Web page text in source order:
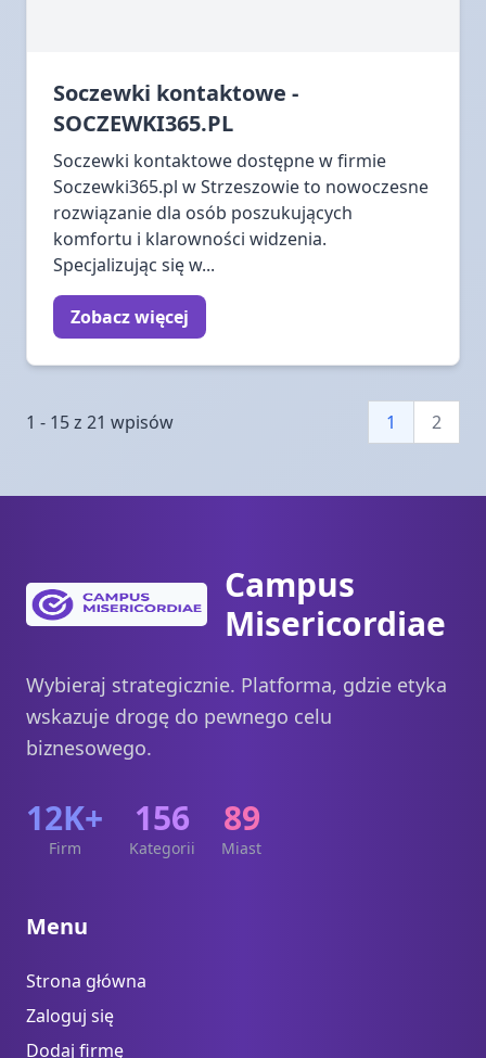
Soczewki kontaktowe -
SOCZEWKI365.PL
Soczewki kontaktowe dostępne w firmie
Soczewki365.pl w Strzeszowie to nowoczesne
rozwiązanie dla osób poszukujących
komfortu i klarowności widzenia.
Specjalizując się w...
Zobacz więcej
1 - 15 z 21 wpisów 1 2
Campus
Misericordiae
Wybieraj strategicznie. Platforma, gdzie etyka
wskazuje drogę do pewnego celu
biznesowego.
12K+
Firm
156
Kategorii
89
Miast
Menu
Strona główna
Zaloguj się
Dodaj firmę